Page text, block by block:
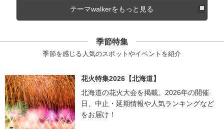
テーマwalkerをもっと見る
季節特集
季節を感じる人気のスポットやイベントを紹介
花火特集2026【北海道】
北海道の花火大会を掲載。2026年の開催
日、中止・延期情報や人気ランキングなど
をお届け！